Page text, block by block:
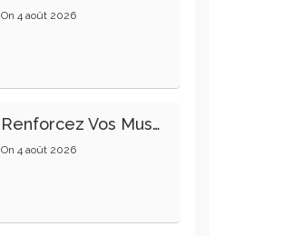
On 4 août 2026
Renforcez Vos Muscles Profonds Pour Apaiser Votre Mal De Dos
On 4 août 2026